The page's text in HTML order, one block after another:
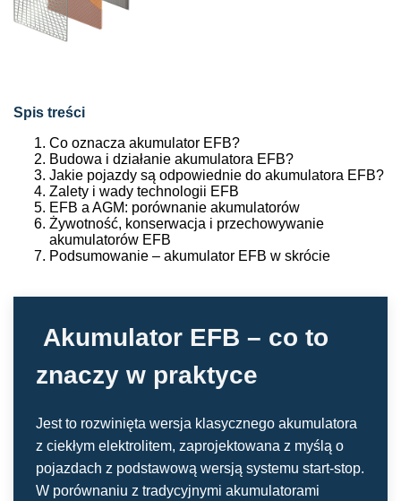
Spis treści
Co oznacza akumulator EFB?
Budowa i działanie akumulatora EFB?
Jakie pojazdy są odpowiednie do akumulatora EFB?
Zalety i wady technologii EFB
EFB a AGM: porównanie akumulatorów
Żywotność, konserwacja i przechowywanie
akumulatorów EFB
Podsumowanie – akumulator EFB w skrócie
Akumulator EFB – co to
znaczy w praktyce
Jest to rozwinięta wersja klasycznego akumulatora
z ciekłym elektrolitem, zaprojektowana z myślą o
pojazdach z podstawową wersją systemu start-stop.
W porównaniu z tradycyjnymi akumulatorami